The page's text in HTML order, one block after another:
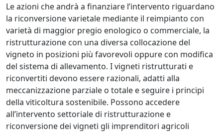
Le azioni che andrà a finanziare l’intervento riguardano
la riconversione varietale mediante il reimpianto con
varietà di maggior pregio enologico o commerciale, la
ristrutturazione con una diversa collocazione del
vigneto in posizioni più favorevoli oppure con modifica
del sistema di allevamento. I vigneti ristrutturati e
riconvertiti devono essere razionali, adatti alla
meccanizzazione parziale o totale e seguire i principi
della viticoltura sostenibile. Possono accedere
all’intervento settoriale di ristrutturazione e
riconversione dei vigneti gli imprenditori agricoli